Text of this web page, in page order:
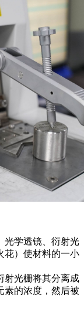
光学透镜、衍射光
花）使材料的一小
射光栅将其分离成
素的浓度，然后被